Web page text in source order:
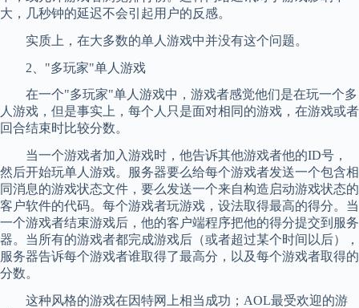
大，几秒钟的延迟不会引起用户的反感。
实质上，在大多数的单人游戏中并没有这个问题。
2、"多玩家"单人游戏
在一个"多玩家"单人游戏中，游戏者感觉他们是在玩一个多
人游戏，但是事实上，每个人只是面对相同的游戏，在游戏或者
回合结束时比较分数。
当一个游戏者加入游戏时，他告诉其他游戏者他的ID号，
然后开始玩单人游戏。服务器要么给每个游戏者发送一个包含相
同消息的游戏状态文件，要么发送一个来自构造启动游戏状态的
客户软件的代码。每个游戏者玩游戏，设法取得最高的得分。当
一个游戏者结束游戏后，他的客户端程序把他的得分提交到服务
器。当所有的游戏者都完成游戏后（或者超过某个时间以后），
服务器告诉每个游戏者谁取得了最高分，以及每个游戏者取得的
分数。
这种风格的游戏在因特网上相当成功；AOL最受欢迎的游